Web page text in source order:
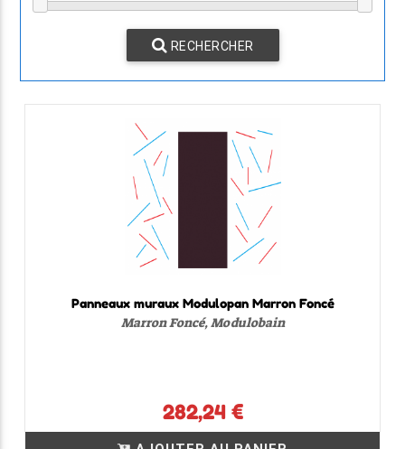
RECHERCHER
Panneaux muraux Modulopan Marron Foncé
Marron Foncé, Modulobain
282,24 €